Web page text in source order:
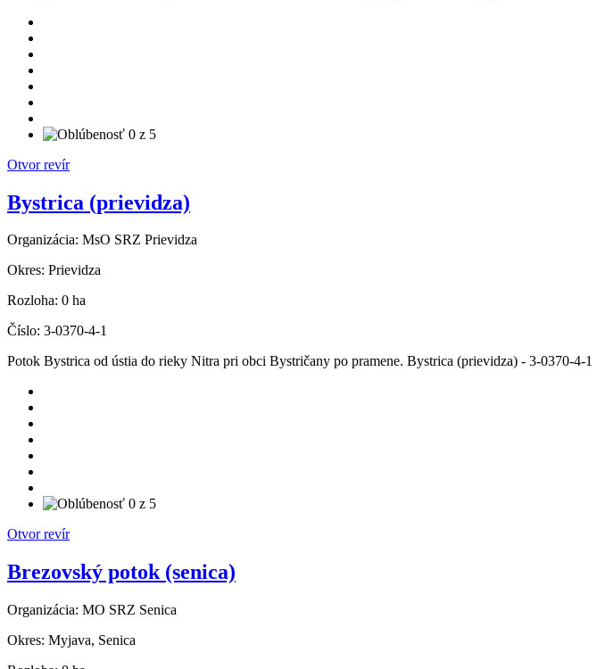
Otvor revír
Bystrica (prievidza)
Organizácia: MsO SRZ Prievidza
Okres: Prievidza
Rozloha: 0 ha
Číslo: 3-0370-4-1
Potok Bystrica od ústia do rieky Nitra pri obci Bystričany po pramene. Bystrica (prievidza) - 3-0370-4-1
Otvor revír
Brezovský potok (senica)
Organizácia: MO SRZ Senica
Okres: Myjava, Senica